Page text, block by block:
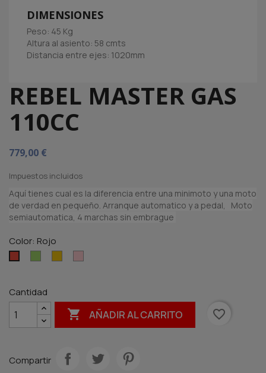
DIMENSIONES
Peso: 45 Kg
Altura al asiento: 58 cmts
Distancia entre ejes: 1020mm
REBEL MASTER GAS
110CC
779,00 €
Impuestos incluidos
Aquí tienes cual es la diferencia entre una minimoto y una moto
de verdad en pequeño. Arranque automatico y a pedal, Moto
semiautomatica, 4 marchas sin embrague
Color: Rojo
Cantidad
 AÑADIR AL CARRITO favorite_border
Compartir